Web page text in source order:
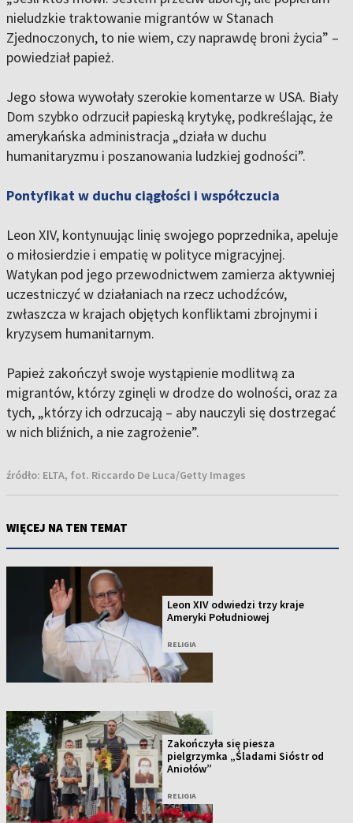
nieludzkie traktowanie migrantów w Stanach
Zjednoczonych, to nie wiem, czy naprawdę broni życia” –
powiedział papież.
Jego słowa wywołały szerokie komentarze w USA. Biały
Dom szybko odrzucił papieską krytykę, podkreślając, że
amerykańska administracja „działa w duchu
humanitaryzmu i poszanowania ludzkiej godności”.
Pontyfikat w duchu ciągłości i współczucia
Leon XIV, kontynuując linię swojego poprzednika, apeluje
o miłosierdzie i empatię w polityce migracyjnej.
Watykan pod jego przewodnictwem zamierza aktywniej
uczestniczyć w działaniach na rzecz uchodźców,
zwłaszcza w krajach objętych konfliktami zbrojnymi i
kryzysem humanitarnym.
Papież zakończył swoje wystąpienie modlitwą za
migrantów, którzy zginęli w drodze do wolności, oraz za
tych, „którzy ich odrzucają – aby nauczyli się dostrzegać
w nich bliźnich, a nie zagrożenie”.
źródło: ELTA, fot. Riccardo De Luca/Getty Images
WIĘCEJ NA TEN TEMAT
Leon XIV odwiedzi trzy kraje
Ameryki Południowej
RELIGIA
Zakończyła się piesza
pielgrzymka „Śladami Sióstr od
Aniołów”
RELIGIA